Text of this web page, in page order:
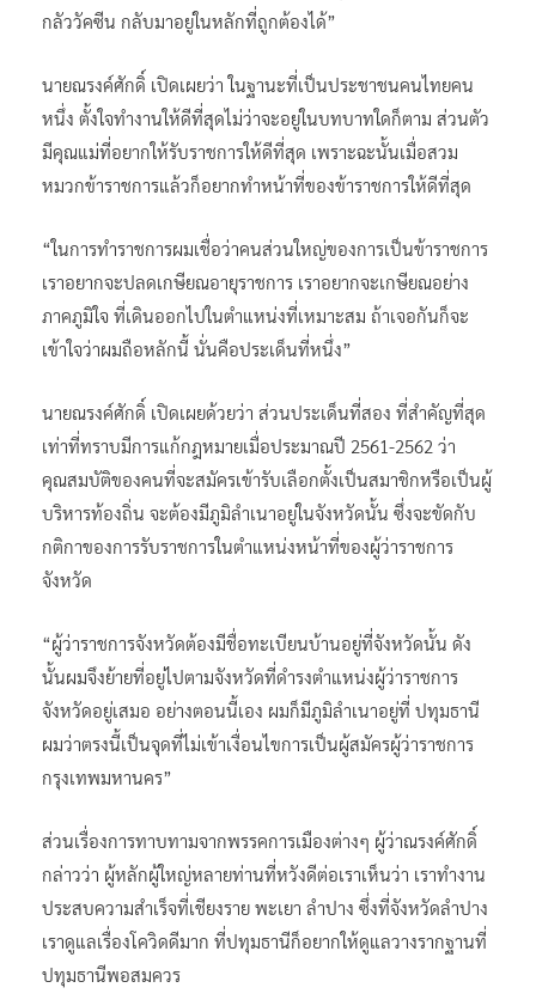
กลัววัคซีน กลับมาอยู่ในหลักที่ถูกต้องได้”
นายณรงค์ศักดิ์ เปิดเผยว่า ในฐานะที่เป็นประชาชนคนไทยคน
หนึ่ง ตั้งใจทำงานให้ดีที่สุดไม่ว่าจะอยู่ในบทบาทใดก็ตาม ส่วนตัว
มีคุณแม่ที่อยากให้รับราชการให้ดีที่สุด เพราะฉะนั้นเมื่อสวม
หมวกข้าราชการแล้วก็อยากทำหน้าที่ของข้าราชการให้ดีที่สุด
“ในการทำราชการผมเชื่อว่าคนส่วนใหญ่ของการเป็นข้าราชการ
เราอยากจะปลดเกษียณอายุราชการ เราอยากจะเกษียณอย่าง
ภาคภูมิใจ ที่เดินออกไปในตำแหน่งที่เหมาะสม ถ้าเจอกันก็จะ
เข้าใจว่าผมถือหลักนี้ นั่นคือประเด็นที่หนึ่ง”
นายณรงค์ศักดิ์ เปิดเผยด้วยว่า ส่วนประเด็นที่สอง ที่สำคัญที่สุด
เท่าที่ทราบมีการแก้กฎหมายเมื่อประมาณปี 2561-2562 ว่า
คุณสมบัติของคนที่จะสมัครเข้ารับเลือกตั้งเป็นสมาชิกหรือเป็นผู้
บริหารท้องถิ่น จะต้องมีภูมิลำเนาอยู่ในจังหวัดนั้น ซึ่งจะขัดกับ
กติกาของการรับราชการในตำแหน่งหน้าที่ของผู้ว่าราชการ
จังหวัด
“ผู้ว่าราชการจังหวัดต้องมีชื่อทะเบียนบ้านอยู่ที่จังหวัดนั้น ดัง
นั้นผมจึงย้ายที่อยู่ไปตามจังหวัดที่ดำรงตำแหน่งผู้ว่าราชการ
จังหวัดอยู่เสมอ อย่างตอนนี้เอง ผมก็มีภูมิลำเนาอยู่ที่ ปทุมธานี
ผมว่าตรงนี้เป็นจุดที่ไม่เข้าเงื่อนไขการเป็นผู้สมัครผู้ว่าราชการ
กรุงเทพมหานคร”
ส่วนเรื่องการทาบทามจากพรรคการเมืองต่างๆ ผู้ว่าณรงค์ศักดิ์
กล่าวว่า ผู้หลักผู้ใหญ่หลายท่านที่หวังดีต่อเราเห็นว่า เราทำงาน
ประสบความสำเร็จที่เชียงราย พะเยา ลำปาง ซึ่งที่จังหวัดลำปาง
เราดูแลเรื่องโควิดดีมาก ที่ปทุมธานีก็อยากให้ดูแลวางรากฐานที่
ปทุมธานีพอสมควร